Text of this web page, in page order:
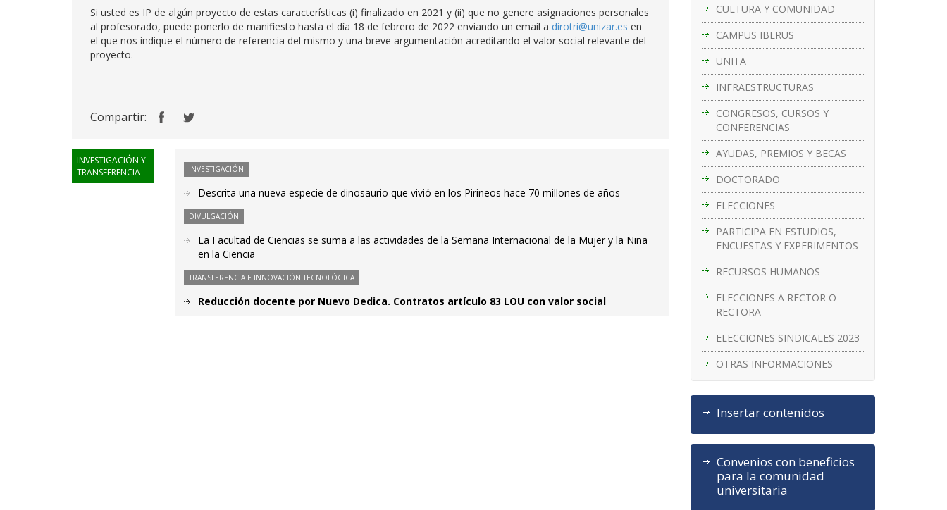
CULTURA Y COMUNIDAD
CAMPUS IBERUS
UNITA
INFRAESTRUCTURAS
CONGRESOS, CURSOS Y
CONFERENCIAS
AYUDAS, PREMIOS Y BECAS
DOCTORADO
ELECCIONES
PARTICIPA EN ESTUDIOS,
ENCUESTAS Y EXPERIMENTOS
RECURSOS HUMANOS
ELECCIONES A RECTOR O
RECTORA
ELECCIONES SINDICALES 2023
OTRAS INFORMACIONES
Insertar contenidos
Convenios con beneficios
para la comunidad
universitaria
Si usted es IP de algún proyecto de estas características (i) finalizado en 2021 y (ii) que no genere asignaciones personales
al profesorado, puede ponerlo de manifiesto hasta el día 18 de febrero de 2022 enviando un email a dirotri@unizar.es en
el que nos indique el número de referencia del mismo y una breve argumentación acreditando el valor social relevante del
proyecto.
Compartir:
INVESTIGACIÓN Y
TRANSFERENCIA
INVESTIGACIÓN
Descrita una nueva especie de dinosaurio que vivió en los Pirineos hace 70 millones de años
DIVULGACIÓN
La Facultad de Ciencias se suma a las actividades de la Semana Internacional de la Mujer y la Niña
en la Ciencia
TRANSFERENCIA E INNOVACIÓN TECNOLÓGICA
Reducción docente por Nuevo Dedica. Contratos artículo 83 LOU con valor social